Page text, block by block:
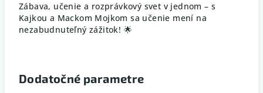
Zábava, učenie a rozprávkový svet v jednom – s
Kajkou a Mackom Mojkom sa učenie mení na
nezabudnuteľný zážitok! 🌟
Dodatočné parametre